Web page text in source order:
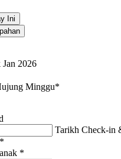
Ini
Jan 2026
Minggu*
Tarikh Check-in
*
*